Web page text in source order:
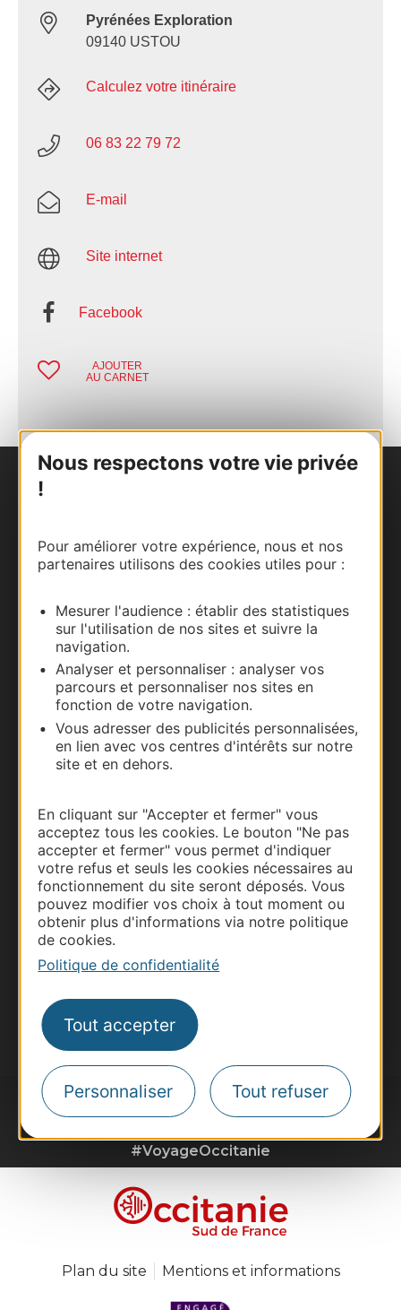
Nous respectons votre vie privée
!
Pour améliorer votre expérience, nous et nos
partenaires utilisons des cookies utiles pour :
Mesurer l'audience : établir des statistiques
sur l'utilisation de nos sites et suivre la
navigation.
Analyser et personnaliser : analyser vos
parcours et personnaliser nos sites en
fonction de votre navigation.
Vous adresser des publicités personnalisées,
en lien avec vos centres d'intérêts sur notre
site et en dehors.
En cliquant sur "Accepter et fermer" vous
acceptez tous les cookies. Le bouton "Ne pas
accepter et fermer" vous permet d'indiquer
votre refus et seuls les cookies nécessaires au
fonctionnement du site seront déposés. Vous
pouvez modifier vos choix à tout moment ou
obtenir plus d'informations via notre politique
de cookies.
Politique de confidentialité
Tout accepter
Personnaliser Tout refuser
Pyrénées Exploration
09140 USTOU
Calculez votre itinéraire
06 83 22 79 72
E-mail
Site internet
Facebook
AJOUTER
AU CARNET
Business/Mice
Pros d'Occitanie
Site presse et d'influence
Voyagistes
Destination Sport
Inscrivez-vous à la lettre d'information
Destination Occitanie pour recevoir des
Je m'abonne
#VoyageOccitanie
Plan du site Mentions et informations